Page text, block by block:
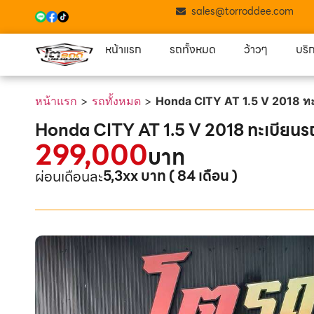
sales@torroddee.com
หน้าแรก รถทั้งหมด ว้าวๆ บริ
หน้าแรก > รถทั้งหมด > Honda CITY AT 1.5 V 2018
Honda CITY AT 1.5 V 2018 ทะเบียน
299,000บาท
ผ่อนเดือนละ5,3xx บาท ( 84 เดือน )